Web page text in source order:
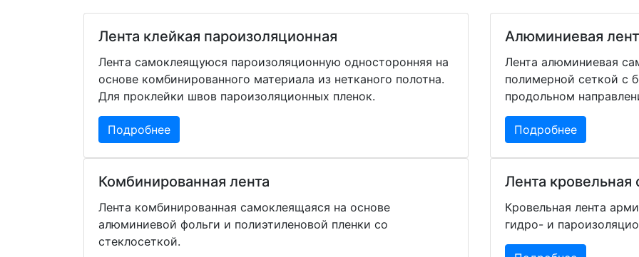
Лента клейкая пароизоляционная
Лента самоклеящуюся пароизоляционную односторонняя на
основе комбинированного материала из нетканого полотна.
Для проклейки швов пароизоляционных пленок.
Подробнее
Алюминиевая
Лента алюминиевая
полимерной сеткой с
продольном
Подробнее
Комбинированная лента
Лента комбинированная самоклеящаяся на основе
алюминиевой фольги и полиэтиленовой пленки со
стеклосеткой.
Лента
Кровельная лента
гидро- и